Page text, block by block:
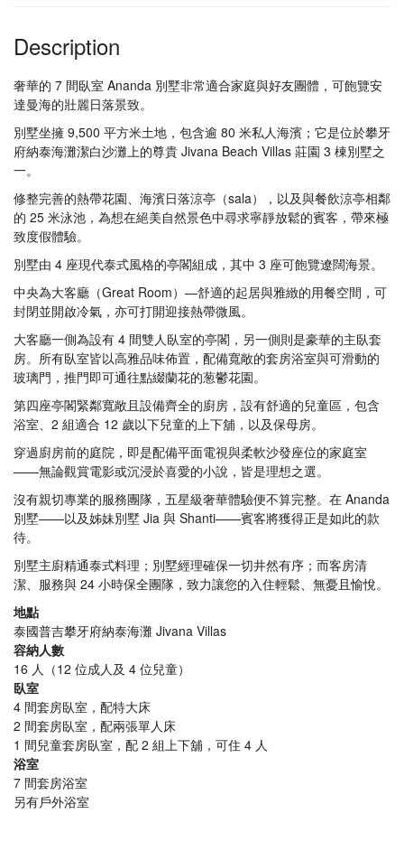
Description
奢華的 7 間臥室 Ananda 別墅非常適合家庭與好友團體，可飽覽安
達曼海的壯麗日落景致。
別墅坐擁 9,500 平方米土地，包含逾 80 米私人海濱；它是位於攀牙
府納泰海灘潔白沙灘上的尊貴 Jivana Beach Villas 莊園 3 棟別墅之
一。
修整完善的熱帶花園、海濱日落涼亭（sala），以及與餐飲涼亭相鄰
的 25 米泳池，為想在絕美自然景色中尋求寧靜放鬆的賓客，帶來極
致度假體驗。
別墅由 4 座現代泰式風格的亭閣組成，其中 3 座可飽覽遼闊海景。
中央為大客廳（Great Room）—舒適的起居與雅緻的用餐空間，可
封閉並開啟冷氣，亦可打開迎接熱帶微風。
大客廳一側為設有 4 間雙人臥室的亭閣，另一側則是豪華的主臥套
房。所有臥室皆以高雅品味佈置，配備寬敞的套房浴室與可滑動的
玻璃門，推門即可通往點綴蘭花的葱鬱花園。
第四座亭閣緊鄰寬敞且設備齊全的廚房，設有舒適的兒童區，包含
浴室、2 組適合 12 歲以下兒童的上下舖，以及保母房。
穿過廚房前的庭院，即是配備平面電視與柔軟沙發座位的家庭室
——無論觀賞電影或沉浸於喜愛的小說，皆是理想之選。
沒有親切專業的服務團隊，五星級奢華體驗便不算完整。在 Ananda
別墅——以及姊妹別墅 Jia 與 Shanti——賓客將獲得正是如此的款
待。
別墅主廚精通泰式料理；別墅經理確保一切井然有序；而客房清
潔、服務與 24 小時保全團隊，致力讓您的入住輕鬆、無憂且愉悅。
地點
泰國普吉攀牙府納泰海灘 Jivana Villas
容納人數
16 人（12 位成人及 4 位兒童）
臥室
4 間套房臥室，配特大床
2 間套房臥室，配兩張單人床
1 間兒童套房臥室，配 2 組上下舖，可住 4 人
浴室
7 間套房浴室
另有戶外浴室